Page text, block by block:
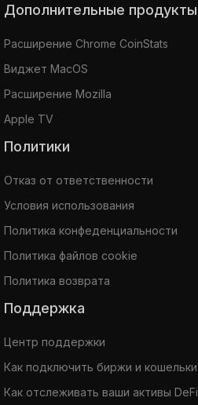
Дополнительные продукты
Расширение Chrome CoinStats
Виджет MacOS
Расширение Mozilla
Apple TV
Политики
Отказ от ответственности
Условия использования
Политика конфеденциальности
Политика файлов cookie
Политика возврата
Поддержка
Центр поддержки
Как подключить биржи и кошельки
Как отслеживать ваши активы DeFi